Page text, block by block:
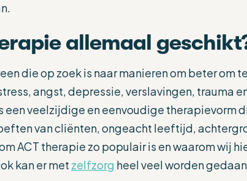
allemaal
die op zoek is naar manieren om beter om
angst, depressie, verslavingen, trauma
veelzijdige en eenvoudige therapievorm
van cliënten, ongeacht leeftijd,
ACT therapie zo populair is en waarom wij
kan er met zelfzorg heel veel worden